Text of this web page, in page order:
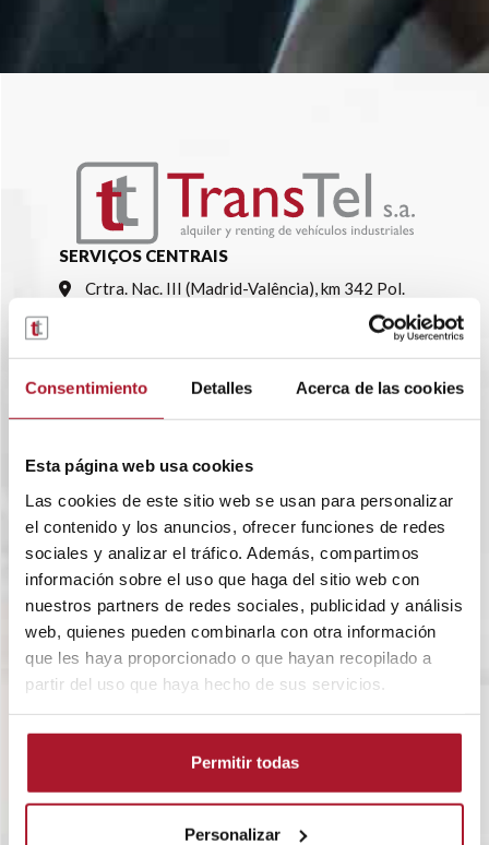
Consentimiento Detalles Acerca de las cookies
Esta página web usa cookies
Las cookies de este sitio web se usan para personalizar
el contenido y los anuncios, ofrecer funciones de redes
sociales y analizar el tráfico. Además, compartimos
información sobre el uso que haga del sitio web con
nuestros partners de redes sociales, publicidad y análisis
web, quienes pueden combinarla con otra información
que les haya proporcionado o que hayan recopilado a
partir del uso que haya hecho de sus servicios.
Permitir todas
Personalizar
SERVIÇOS CENTRAIS
Crtra. Nac. III (Madrid-Valência), km 342 Pol.
Ind. El Oliveral, Avda. Madrid 26 46190 · Riba-roja
961643013
Ver delegações
ALUGUER FLEXÍVEL
BLOG
POLÍTICA CORPORATIVA